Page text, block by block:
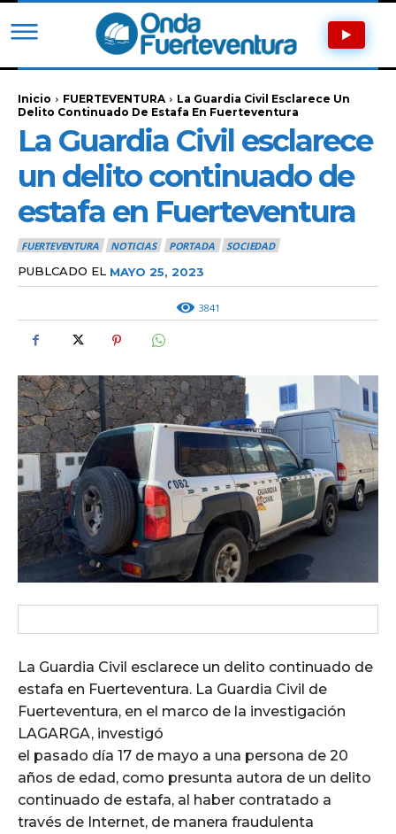
Inicio FUERTEVENTURA
La Guardia Civil Esclarece Un
Delito Continuado De Estafa En Fuerteventura
La Guardia Civil esclarece
un delito continuado de
estafa en Fuerteventura
FUERTEVENTURA NOTICIAS PORTADA SOCIEDAD
PUBLCADO EL MAYO 25, 2023
3841
La Guardia Civil esclarece un delito continuado de
estafa en Fuerteventura. La Guardia Civil de
Fuerteventura, en el marco de la investigación
LAGARGA, investigó
el pasado día 17 de mayo a una persona de 20
años de edad, como presunta autora de un delito
continuado de estafa, al haber contratado a
través de Internet, de manera fraudulenta